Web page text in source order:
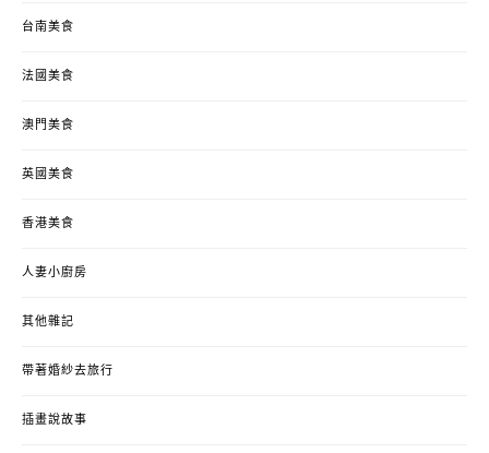
台南美食
法國美食
澳門美食
英國美食
香港美食
人妻小廚房
其他雜記
帶著婚紗去旅行
插畫說故事